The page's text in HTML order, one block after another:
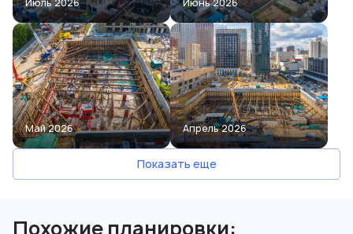
Май 2026 Апрель 2026
Показать еще
Похожие планировки: